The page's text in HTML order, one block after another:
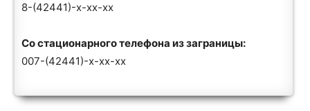
8-(42441)-x-xx-xx
Со стационарного телефона из заграницы:
007-(42441)-x-xx-xx